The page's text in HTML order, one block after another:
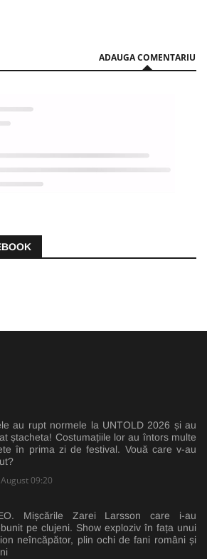
ADAUGA COMENTARIU
au rupt normele la UNTOLD 2026 și au
ștacheta! Costumațiile lor au întors multe
în prima zi de festival. Vouă care v-au
09:20
Mișcările Zarei Larsson care i-au
pe clujeni. Show exploziv în fața unui
neîncăpător, plin ochi de fani români și